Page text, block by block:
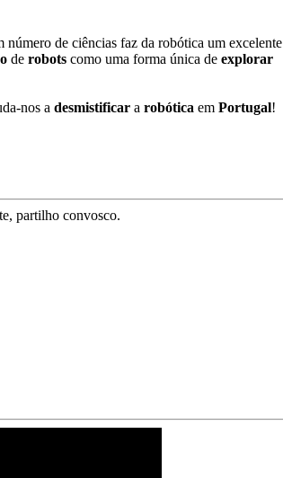
de ciências faz da robótica um excelente
de robots como uma forma única de explorar
nos a desmistificar a robótica em Portugal!
partilho convosco.